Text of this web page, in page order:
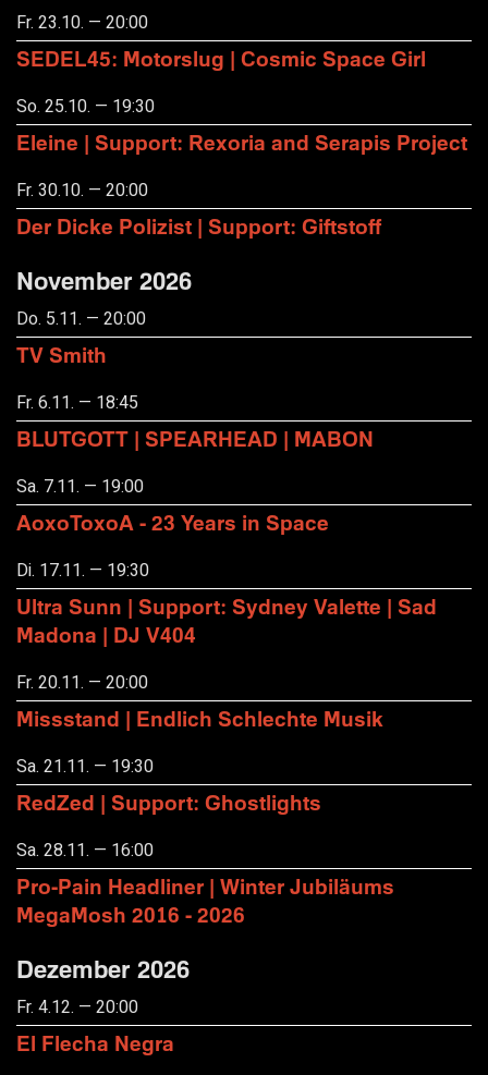
Fr. 23.10. — 20:00
SEDEL45: Motorslug | Cosmic Space Girl
So. 25.10. — 19:30
Eleine | Support: Rexoria and Serapis Project
Fr. 30.10. — 20:00
Der Dicke Polizist | Support: Giftstoff
November 2026
Do. 5.11. — 20:00
TV Smith
Fr. 6.11. — 18:45
BLUTGOTT | SPEARHEAD | MABON
Sa. 7.11. — 19:00
AoxoToxoA - 23 Years in Space
Di. 17.11. — 19:30
Ultra Sunn | Support: Sydney Valette | Sad
Madona | DJ V404
Fr. 20.11. — 20:00
Missstand | Endlich Schlechte Musik
Sa. 21.11. — 19:30
RedZed | Support: Ghostlights
Sa. 28.11. — 16:00
Pro-Pain Headliner | Winter Jubiläums
MegaMosh 2016 - 2026
Dezember 2026
Fr. 4.12. — 20:00
El Flecha Negra